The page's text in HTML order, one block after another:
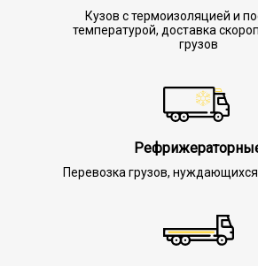
Кузов с термоизоляцией и
температурой, доставка
грузов
Перевозка грузов,